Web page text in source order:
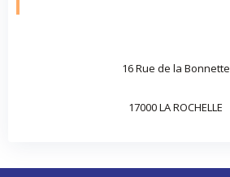
16 Rue de la Bonnette
17000 LA ROCHELLE